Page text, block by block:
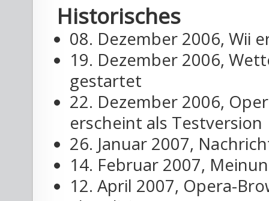
Historisches
08. Dezember 2006, Wii
19. Dezember 2006,
gestartet
22. Dezember 2006,
erscheint als Testversion
26. Januar 2007,
14. Februar 2007,
12. April 2007, Opera-